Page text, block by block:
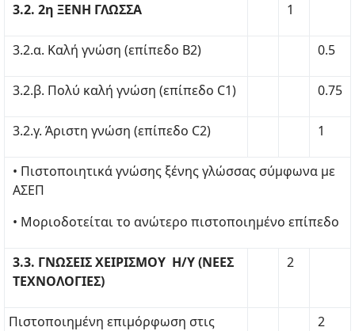
3.2. 2η ΞΕΝΗ ΓΛΩΣΣΑ 1
3.2.α. Καλή γνώση (επίπεδο Β2) 0.5
3.2.β. Πολύ καλή γνώση (επίπεδο C1) 0.75
3.2.γ. Άριστη γνώση (επίπεδο C2) 1
• Πιστοποιητικά γνώσης ξένης γλώσσας σύμφωνα με
ΑΣΕΠ
• Μοριοδοτείται το ανώτερο πιστοποιημένο επίπεδο
3.3. ΓΝΩΣΕΙΣ ΧΕΙΡΙΣΜΟΥ Η/Υ (ΝΕΕΣ
ΤΕΧΝΟΛΟΓΙΕΣ)
2
Πιστοποιημένη επιμόρφωση στις
2